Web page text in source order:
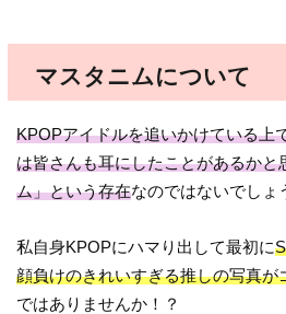
マスタニムについて
KPOPアイドルを追いかけている上
は皆さんも耳にしたことがあるかと
ム」という存在なのではないでしょ
私自身KPOPにハマり出して最初に
顔負けのきれいすぎる推しの写真が
ではありませんか！？